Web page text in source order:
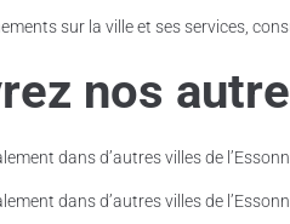
sur la ville et ses services,
nos
dans d’autres villes de
dans d’autres villes de